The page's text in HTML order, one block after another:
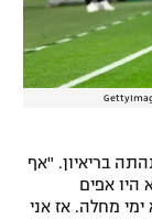
בריאיון. "אף
היו אפים
מחלה. אז אני